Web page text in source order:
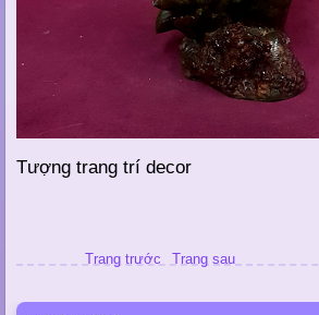
Tượng trang trí decor
Trang trước Trang sau